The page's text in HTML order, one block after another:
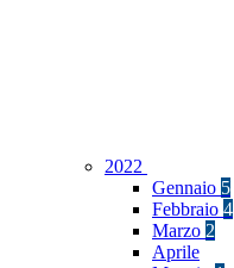
2022
Gennaio 5
Febbraio 4
Marzo 2
Aprile